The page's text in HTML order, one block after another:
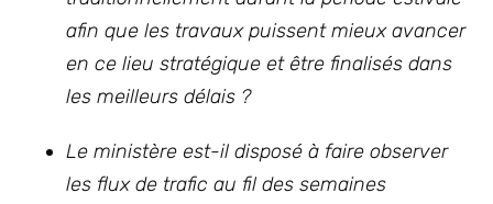
afin que les travaux puissent mieux avancer
en ce lieu stratégique et être finalisés dans
les meilleurs délais ?
Le ministère est-il disposé à faire observer
les flux de trafic au fil des semaines